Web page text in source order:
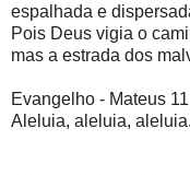
espalhada e
Pois Deus vigia o
mas a estrada dos
Evangelho - Mateus
Aleluia, aleluia, aleluia.